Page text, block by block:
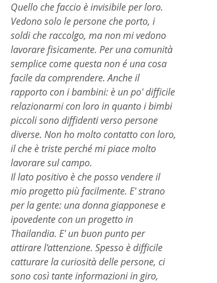
Quello che faccio è invisibile per loro.
Vedono solo le persone che porto, i
soldi che raccolgo, ma non mi vedono
lavorare fisicamente. Per una comunità
semplice come questa non é una cosa
facile da comprendere. Anche il
rapporto con i bambini: è un po' difficile
relazionarmi con loro in quanto i bimbi
piccoli sono diffidenti verso persone
diverse. Non ho molto contatto con loro,
il che è triste perché mi piace molto
lavorare sul campo.
Il lato positivo è che posso vendere il
mio progetto più facilmente. E' strano
per la gente: una donna giapponese e
ipovedente con un progetto in
Thailandia. E' un buon punto per
attirare l'attenzione. Spesso è difficile
catturare la curiosità delle persone, ci
sono così tante informazioni in giro,